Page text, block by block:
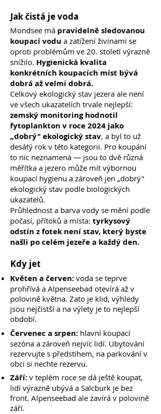
Jak čistá je voda
Mondsee má pravidelně sledovanou
koupací vodu a zatížení živinami se
oproti problémům ve 20. století výrazně
snížilo. Hygienická kvalita
konkrétních koupacích míst bývá
dobrá až velmi dobrá.
Celkový ekologický stav jezera ale není
ve všech ukazatelích trvale nejlepší:
zemský monitoring hodnotil
fytoplankton v roce 2024 jako
„dobrý" ekologický stav, a byl to už
desátý rok v této kategorii. Pro koupání
to nic neznamená — jsou to dvě různá
měřítka a jezero může mít výbornou
koupací hygienu a zároveň jen „dobrý"
ekologický stav podle biologických
ukazatelů.
Průhlednost a barva vody se mění podle
počasí, přítoků a místa: tyrkysový
odstín z fotek není stav, který byste
našli po celém jezeře a každý den.
Kdy jet
Květen a červen: voda se teprve
prohřívá a Alpenseebad otevírá až v
polovině května. Zato je klid, výhledy
jsou nejčistší a na výlety je to nejlepší
období.
Červenec a srpen: hlavní koupací
sezóna a zároveň nejvíc lidí. Ubytování
rezervujte s předstihem, na parkování v
obci si nechte rezervu.
Září: v teplém roce se dá ještě koupat,
lidí výrazně ubývá a Salcburk je bez
front. Alpenseebad ale zavírá v polovině
září.